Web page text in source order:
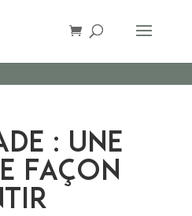
: une
façon